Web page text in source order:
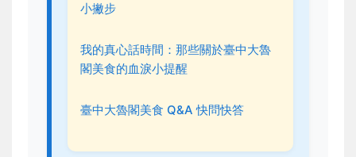
小撇步
我的真心話時間：那些關於臺中大魯
閣美食的血淚小提醒
臺中大魯閣美食 Q&A 快問快答